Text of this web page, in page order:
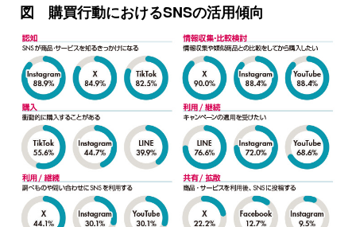
図 購買行動におけるSNSの活用傾向